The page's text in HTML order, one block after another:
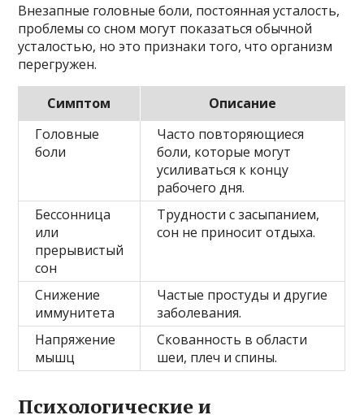
Внезапные головные боли, постоянная усталость,
проблемы со сном могут показаться обычной
усталостью, но это признаки того, что организм
перегружен.
Симптом
Описание
Головные
боли
Часто повторяющиеся
боли, которые могут
усиливаться к концу
рабочего дня.
Бессонница
или
прерывистый
сон
Трудности с засыпанием,
сон не приносит отдыха.
Снижение
иммунитета
Частые простуды и другие
заболевания.
Напряжение
мышц
Скованность в области
шеи, плеч и спины.
Психологические и